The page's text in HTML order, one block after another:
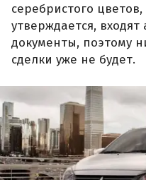
серебристого
утверждается,
документы, поэтому
сделки уже не будет.